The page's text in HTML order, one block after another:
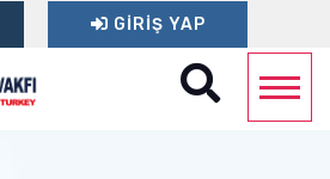
GIRIŞ YAP